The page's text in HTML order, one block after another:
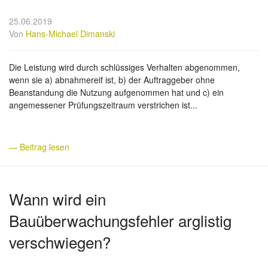
25.06.2019
Von Hans-Michael Dimanski
Die Leistung wird durch schlüssiges Verhalten abgenommen,
wenn sie a) abnahmereif ist, b) der Auftraggeber ohne
Beanstandung die Nutzung aufgenommen hat und c) ein
angemessener Prüfungszeitraum verstrichen ist...
— Beitrag lesen
Wann wird ein
Bauüberwachungsfehler arglistig
verschwiegen?